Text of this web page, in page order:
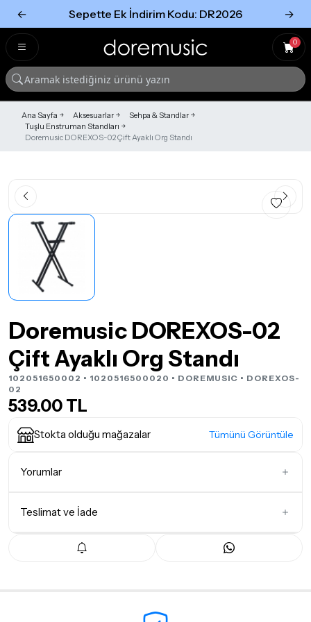
← Sepette Ek İndirim Kodu: DR2026 →
0
Ana Sayfa Aksesuarlar
Sehpa & Standlar
Tuşlu Enstruman Standları
Doremusic DOREXOS-02 Çift Ayaklı Org Standı
Doremusic DOREXOS-02
Çift Ayaklı Org Standı
102051650002 • 1020516500020 • DOREMUSIC • DOREXOS-
02
539.00 TL
Stokta olduğu mağazalar Tümünü Görüntüle
Yorumlar
Teslimat ve İade
Teslimat Koşulları
tatil günlerinde teslimat yapılamamaktadır.
Tümünü Gör
Tümünü gör